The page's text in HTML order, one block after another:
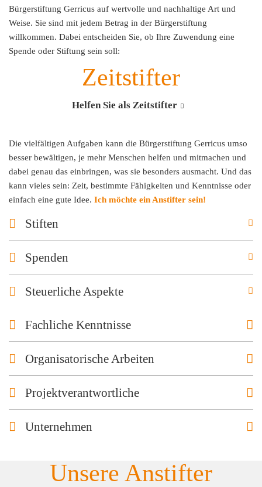
Bürgerstiftung Gerricus auf wertvolle und nachhaltige Art und
Weise. Sie sind mit jedem Betrag in der Bürgerstiftung
willkommen. Dabei entscheiden Sie, ob Ihre Zuwendung eine
Spende oder Stiftung sein soll:
Zeitstifter
Helfen Sie als Zeitstifter
Die vielfältigen Aufgaben kann die Bürgerstiftung Gerricus umso
besser bewältigen, je mehr Menschen helfen und mitmachen und
dabei genau das einbringen, was sie besonders ausmacht. Und das
kann vieles sein: Zeit, bestimmte Fähigkeiten und Kenntnisse oder
einfach eine gute Idee. Ich möchte ein Anstifter sein!
Stiften
Spenden
Steuerliche Aspekte
Fachliche Kenntnisse
Organisatorische Arbeiten
Projektverantwortliche
Unternehmen
Unsere Anstifter